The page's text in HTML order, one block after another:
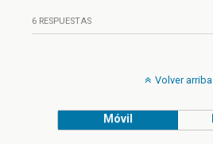
6 RESPUESTAS
Volver arriba
Móvil